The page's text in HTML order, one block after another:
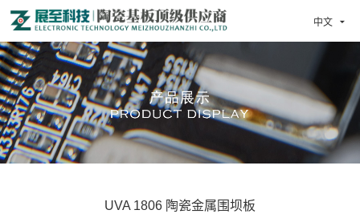
中文 
UVA 1806 陶瓷金属围坝板